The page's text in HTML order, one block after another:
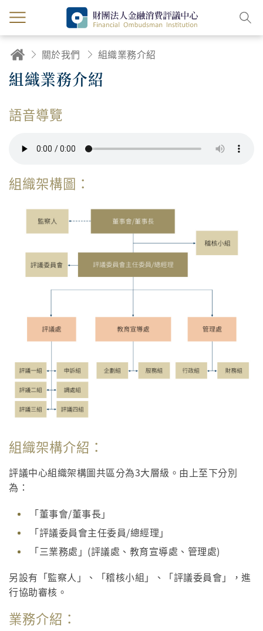
關於我們 組織業務介紹
組織業務介紹
語音導覽
組織架構圖：
組織架構介紹：
評議中心組織架構圖共區分為3大層級。由上至下分別
為：
「董事會/董事長」
「評議委員會主任委員/總經理」
「三業務處」(評議處、教育宣導處、管理處)
另設有「監察人」、「稽核小組」、「評議委員會」，進
行協助審核。
業務介紹：